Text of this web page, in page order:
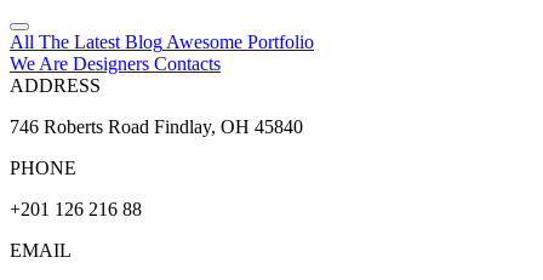
All The Latest Blog Awesome Portfolio
We Are Designers Contacts
ADDRESS
746 Roberts Road Findlay, OH 45840
PHONE
+201 126 216 88
EMAIL